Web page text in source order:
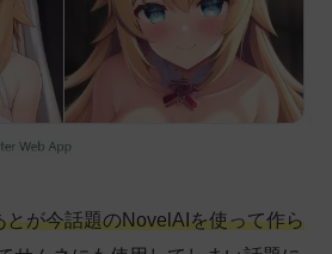
が今話題のNovelAIを使って作ら